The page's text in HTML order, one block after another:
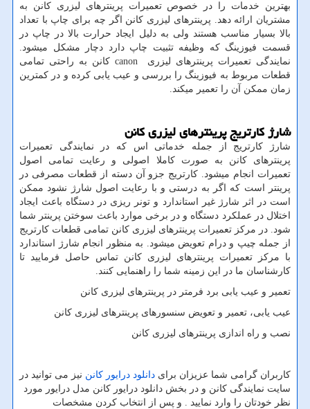
بهترین خدمات را در خصوص تعمیرات پرینترهای لیزری کانن به
مشتریان ارائه دهد. پرینترهای لیزری کانن اگر چه برای چاپ با تعداد
بالا بسیار مناسب هستند ولی به دلیل ایجاد حرارت بالا در چاپ در
قسمت فیوزینگ که وظیفه تثبیت چاپ دارد دچار مشکل میشود.
نمایندگی تعمیرات پرینترهای لیزری
canon کانن به راحتی تمامی
قطعات مربوط به فیوزینگ را بررسی و عیب یابی کرده و در کمترین
زمان ممکن آن را تعمیر میکند.
شارژ کارتریج پرینترهای لیزری کانن
شارژ کارتریج از جمله خدماتی اس که در نمایندگی تعمیرات
پرینترهای کانن به صورت کاملا اصولی و رعایت تمامی اصول
تعمیرات انجام میشود. کارتریج جزو آن دسته از قطعات مصرفی در
پرینتر است که اگر به درستی و با رعایت اصول شارژ نشود ممکن
است در اثر شارژ غیر استاندارد و تونر ریزی در دستگاه باعث ایجاد
اختلال در عملکرد دستگاه و در برخی موارد باعث سوختن پرینتر شما
شود. در مرکز تعمیرات پرینترهای لیزری کانن تمامی قطعات کارتریج
از جمله چیپ و درام تعویض میشود. به منظور انجام شارژ استاندارد
با مرکز تعمیرات پرینترهای لیزری کانن تماس حاصل فرمایید تا
کارشناسان ما در این زمینه شما را راهنمایی کنند.
تعمیر و عیب یابی برد فرمتر در پرینترهای لیزری کانن
عیب یابی، تعمیر و تعویض سنسورهای پرینترهای لیزری کانن
نصب و راه اندازی پرینترهای لیزری کانن
کاربران گرامی شما عزیزان برای دانلود درایور کانن نیز می توانید در
سایت نمایندگی کانن و در بخش دانلود درایور کانن مدل درایور مورد
نظر خودتان را وارد نمایید . و پس از انتخاب کردن مشخصات